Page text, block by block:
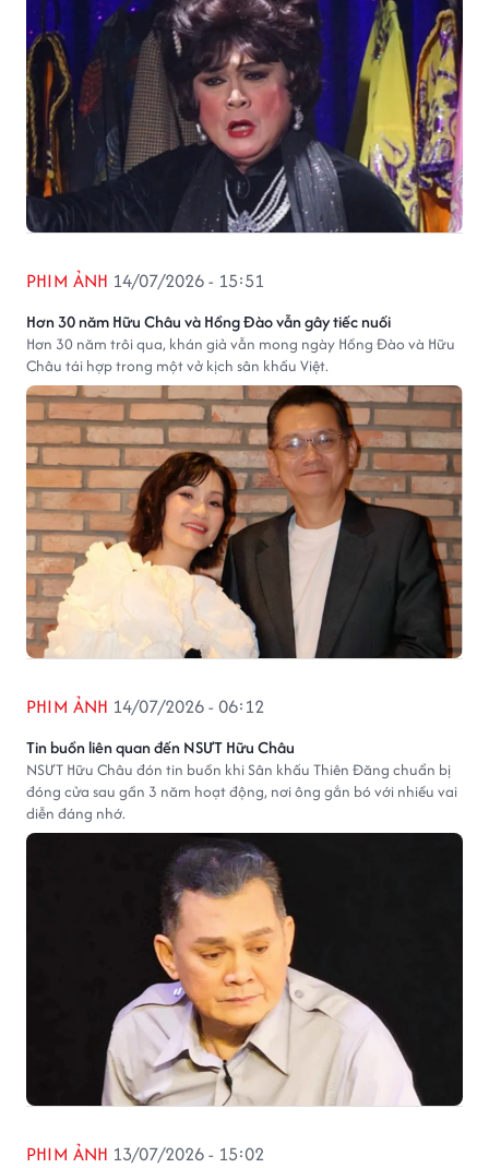
Hơn 30 năm Hữu Châu và Hồng Đào vẫn gây tiếc nuối
PHIM ẢNH 14/07/2026 - 15:51
Hơn 30 năm trôi qua, khán giả vẫn mong ngày Hồng Đào và Hữu
Châu tái hợp trong một vở kịch sân khấu Việt.
Tin buồn liên quan đến NSƯT Hữu Châu
PHIM ẢNH 14/07/2026 - 06:12
NSƯT Hữu Châu đón tin buồn khi Sân khấu Thiên Đăng chuẩn bị
đóng cửa sau gần 3 năm hoạt động, nơi ông gắn bó với nhiều vai
diễn đáng nhớ.
PHIM ẢNH 13/07/2026 - 15:02